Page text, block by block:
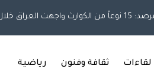
لقاءات ثقافة وفنون رياضية